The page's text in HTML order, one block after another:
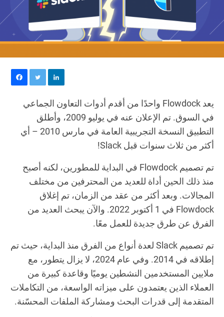
يعد Flowdock واحدًا من أقدم أدوات التعاون الجماعي
في السوق. تم الإعلان عنه في يوليو 2009، وأطلق
التطبيق النسخة التجريبية العامة في مارس 2010 – أي
أكثر من ثلاث سنوات قبل Slack!
تم تصميم Flowdock في البداية للمطورين، لكنه أصبح
منذ ذلك الحين أداة للعديد من المحترفين من مختلف
المجالات. وبعد أكثر من عقد من الزمان، تم إغلاق
Flowdock في 1 أكتوبر 2022. والآن يبحث العديد من
الفرق عن طرق جديدة للعمل معًا.
تم تصميم Slack لعدة أنواع من الفرق منذ البداية، حيث تم
إطلاقه في 2014. وفي عام 2024، لا يزال يتطور، مع
ملايين المستخدمين النشطين يوميًا وقاعدة كبيرة من
العملاء الذين يعتمدون على ميزاته الواسعة، من التكاملات
المتقدمة إلى قدرات البحث ومشاركة الملفات المحسّنة.